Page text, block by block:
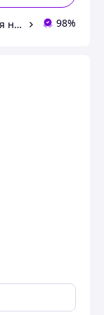
Продавець "Мої туфлі" - інтернет магазин взуття на всі випадки життя. 98%